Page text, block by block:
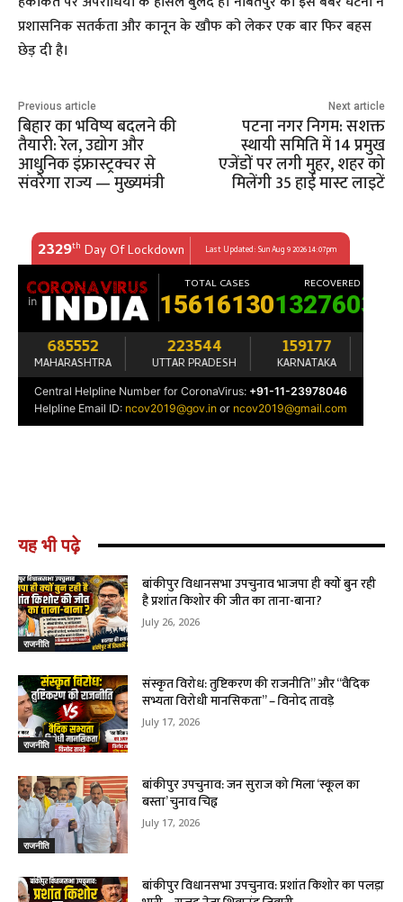
प्रशासनिक सतर्कता और कानून के खौफ को लेकर एक बार फिर बहस
छेड़ दी है।
Previous article
बिहार का भविष्य बदलने की
तैयारी: रेल, उद्योग और
आधुनिक इंफ्रास्ट्रक्चर से
संवरेगा राज्य — मुख्यमंत्री
Next article
पटना नगर निगम: सशक्त
स्थायी समिति में 14 प्रमुख
एजेंडों पर लगी मुहर, शहर को
मिलेंगी 35 हाई मास्ट लाइटें
यह भी पढ़े
राजनीति
बांकीपुर विधानसभा उपचुनाव भाजपा ही क्यों बुन रही
है प्रशांत किशोर की जीत का ताना-बाना?
July 26, 2026
राजनीति
संस्कृत विरोध: तुष्टिकरण की राजनीति” और “वैदिक
सभ्यता विरोधी मानसिकता” – विनोद तावड़े
July 17, 2026
राजनीति
बांकीपुर उपचुनाव: जन सुराज को मिला ‘स्कूल का
बस्ता’ चुनाव चिह्न
July 17, 2026
बांकीपुर विधानसभा उपचुनाव: प्रशांत किशोर का पलड़ा